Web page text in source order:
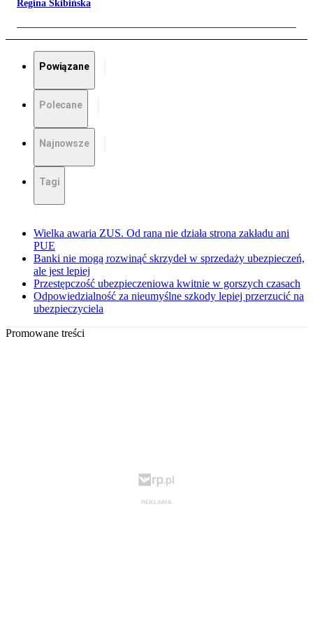
Regina Skibińska
Powiązane
Polecane
Najnowsze
Tagi
Wielka awaria ZUS. Od rana nie działa strona zakładu ani
PUE
Banki nie mogą rozwinąć skrzydeł w sprzedaży ubezpieczeń,
ale jest lepiej
Przestępczość ubezpieczeniowa kwitnie w gorszych czasach
Odpowiedzialność za nieumyślne szkody lepiej przerzucić na
ubezpieczyciela
Promowane treści